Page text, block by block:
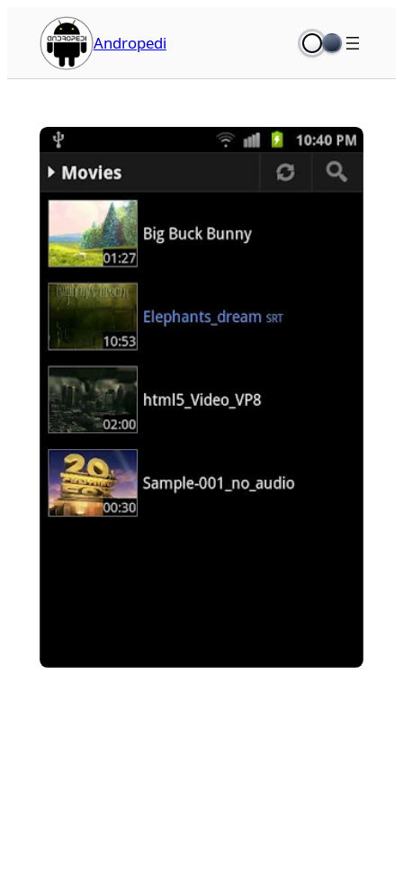
İçeriğe
Andropedi